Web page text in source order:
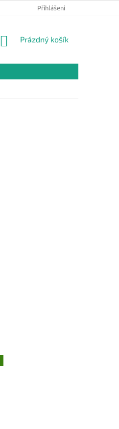
Přihlášení
NÁKUPNÍ
Prázdný košík